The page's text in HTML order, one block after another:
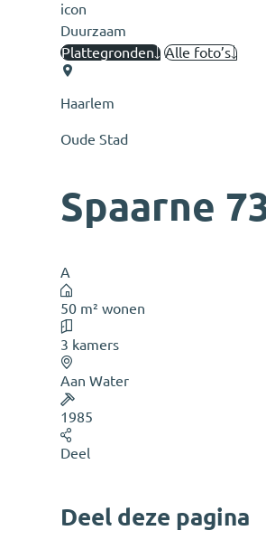
Duurzaam
Plattegronden
Alle foto’s
Haarlem
Oude Stad
Spaarne
A
50 m² wonen
3 kamers
Aan Water
1985
Deel
Deel deze pagina